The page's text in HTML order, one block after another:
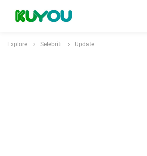
Explore Selebriti Update